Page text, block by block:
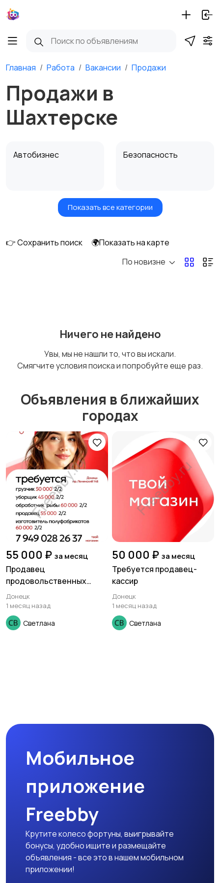
Главная Работа Вакансии Продажи
Продажи в
Шахтерске
Автобизнес Безопасность
Бытовые услуги и
Высший менеджмент
Добыча сырья,
технологии
развлечения
Магазины Маркетинг и реклама
Медицина Начало карьеры
Образование и наука Офисный персонал
Перевозки, склад,
закупки
Продажи
Сельское хозяйство Спорт и красота
ремонт
Туризм и гостиницы
Управление
недвижимостью
Показать все категории
👉 Сохранить поиск
🌍Показать на карте
По новизне
Ничего не найдено
Увы, мы не нашли то, что вы искали.
Смягчите условия поиска и попробуйте еще раз.
Объявления в ближайших
городах
55 000 ₽ за месяц
Продавец
продовольственных
товаров.
Донецк
1 месяц назад
Светлана
50 000 ₽ за месяц
Требуется продавец-
кассир
Донецк
1 месяц назад
Светлана
Мобильное
приложение
Freebby
Крутите колесо фортуны, выигрывайте
бонусы, удобно ищите и размещайте
объявления - все это в нашем мобильном
приложении!